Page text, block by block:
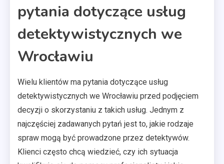
pytania dotyczące usług
detektywistycznych we
Wrocławiu
Wielu klientów ma pytania dotyczące usług
detektywistycznych we Wrocławiu przed podjęciem
decyzji o skorzystaniu z takich usług. Jednym z
najczęściej zadawanych pytań jest to, jakie rodzaje
spraw mogą być prowadzone przez detektywów.
Klienci często chcą wiedzieć, czy ich sytuacja